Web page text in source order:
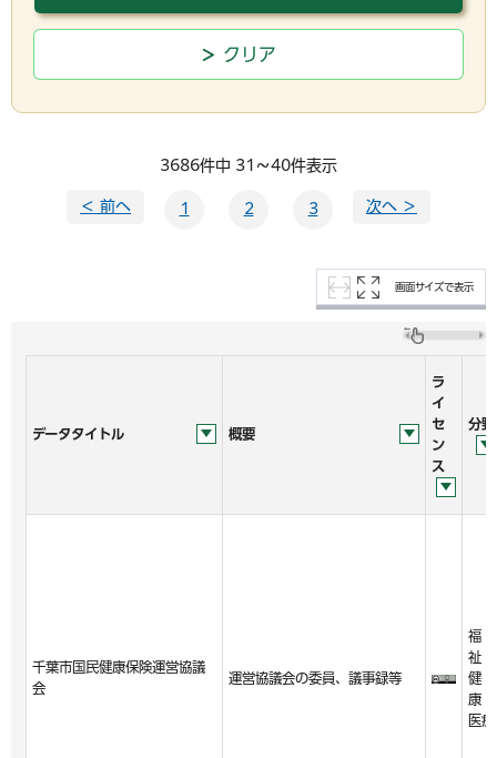
3686件中 31～40件表示
＜ 前へ 1 2 3 次へ ＞
画面サイズで表示
データタイトル 概要
ラ
イ
セ
ン
ス
分野
千葉市国民健康保険運営協議
会
運営協議会の委員、議事録等
福
祉・
健
康・
医療